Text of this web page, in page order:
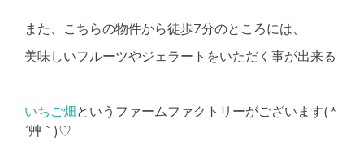
また、こちらの物件から徒歩7分のところには、
美味しいフルーツやジェラートをいただく事が出来る
いちご畑というファームファクトリーがございます( *
´艸｀)♡